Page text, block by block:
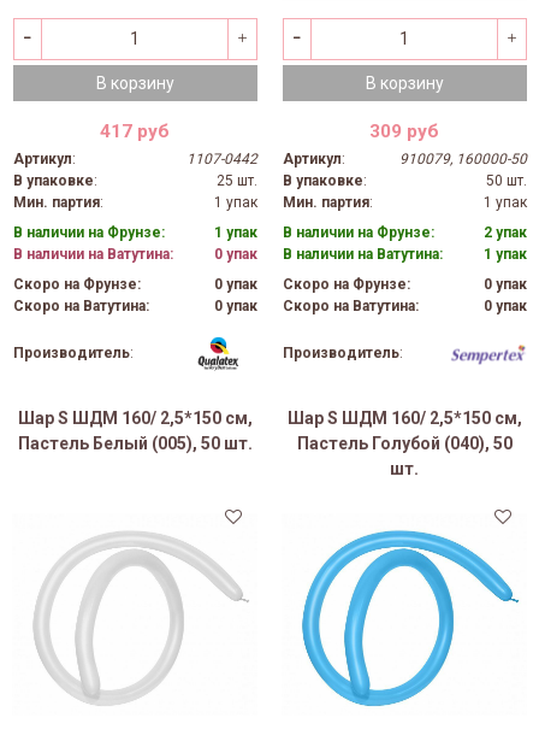
В корзину
417 руб
Артикул:
1107-0442
В упаковке:
25 шт.
Мин. партия:
1 упак
В наличии на Фрунзе:
1 упак
В наличии на Ватутина:
0 упак
Скоро на Фрунзе:
0 упак
Скоро на Ватутина:
0 упак
Производитель:
В корзину
309 руб
Артикул:
910079, 160000-50
В упаковке:
50 шт.
Мин. партия:
1 упак
В наличии на Фрунзе:
2 упак
В наличии на Ватутина:
1 упак
Скоро на Фрунзе:
0 упак
Скоро на Ватутина:
0 упак
Производитель:
Шар S ШДМ 160/ 2,5*150 см,
Пастель Белый (005), 50 шт.
Шар S ШДМ 160/ 2,5*150 см,
Пастель Голубой (040), 50
шт.